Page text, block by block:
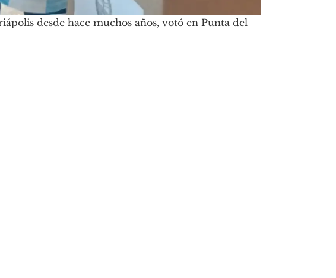
desde hace muchos años, votó en Punta del